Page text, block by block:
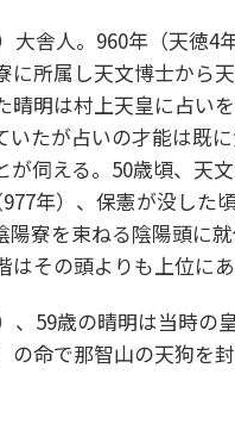
大舎人。960年（天徳4
に所属し天文博士から
晴明は村上天皇に占い
いたが占いの才能は既
が伺える。50歳頃、天
年）、保憲が没した
陽寮を束ねる陰陽頭に
その頭よりも上位にあ
、59歳の晴明は当時の
の命で那智山の天狗を